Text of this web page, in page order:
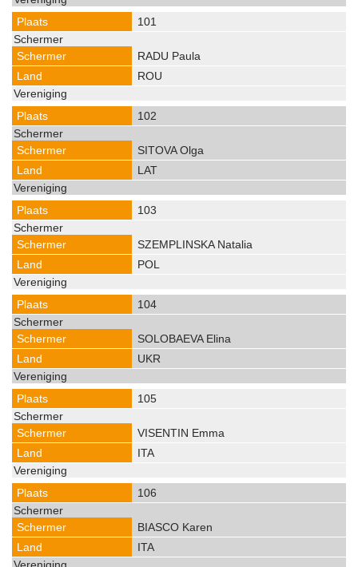
101
RADU Paula
ROU
102
SITOVA Olga
LAT
103
SZEMPLINSKA Natalia
POL
104
SOLOBAEVA Elina
UKR
105
VISENTIN Emma
ITA
106
BIASCO Karen
ITA